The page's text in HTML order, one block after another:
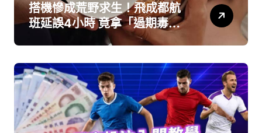
搭機慘成荒野求生！飛成都航
班延誤4小時 竟拿「過期毒泡
麵」打發乘客爆火大開轟！